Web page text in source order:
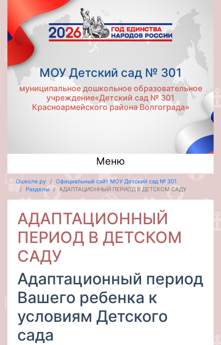
МОУ Детский сад № 301
муниципальное дошкольное образовательное
учреждение«Детский сад № 301
Красноармейского района Волгограда»
Меню
Ошколе.ру
Официальный сайт МОУ Детский сад № 301
Разделы
АДАПТАЦИОННЫЙ ПЕРИОД В ДЕТСКОМ САДУ
АДАПТАЦИОННЫЙ
ПЕРИОД В ДЕТСКОМ
САДУ
Адаптационный период
Вашего ребенка к
условиям Детского
сада